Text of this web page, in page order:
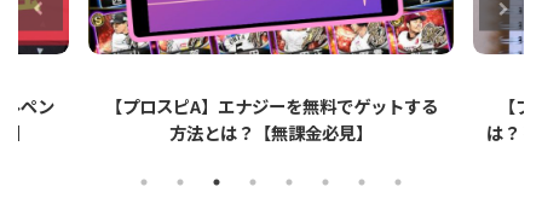
する
【プロスピA】ペーパーライクフィルムと
は？リアタイでのメリット・デメリットを解
【